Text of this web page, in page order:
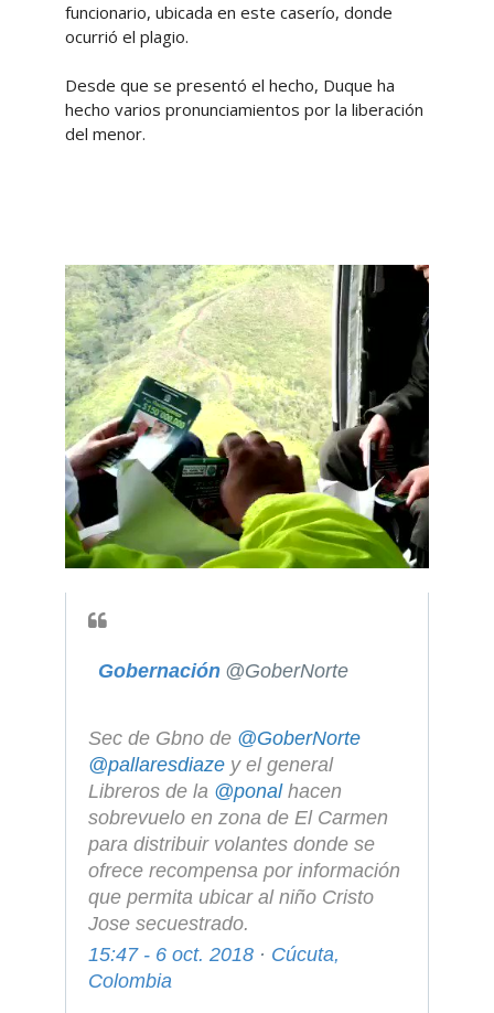
funcionario, ubicada en este caserío, donde
ocurrió el plagio.
Desde que se presentó el hecho, Duque ha
hecho varios pronunciamientos por la liberación
del menor.
Gobernación @GoberNorte
Sec de Gbno de @GoberNorte
@pallaresdiaze y el general
Libreros de la @ponal hacen
sobrevuelo en zona de El Carmen
para distribuir volantes donde se
ofrece recompensa por información
que permita ubicar al niño Cristo
Jose secuestrado.
15:47 - 6 oct. 2018· Cúcuta,
Colombia